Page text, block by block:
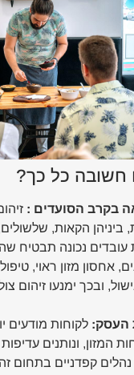
חשובה כל כך?
בקרב הסועדים :
ביניהן הקאות,
נכונה תבטיח
אחסון מזון ראוי,
ובכך ימנעו זיהום
העסק: לקוחות מודעים
המזון, ונותנים
קפדניים בתחום